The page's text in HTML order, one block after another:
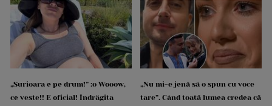
„Surioara e pe drum!” :o Wooow,
ce veste!! E oficial! Îndrăgita
„Nu mi-e jenă să o spun cu voce
tare”. Când toată lumea credea că